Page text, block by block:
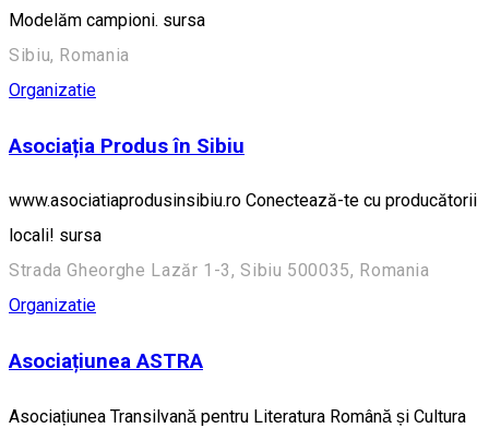
Modelăm campioni. sursa
Sibiu, Romania
Organizatie
Asociația Produs în Sibiu
www.asociatiaprodusinsibiu.ro Conectează-te cu producătorii
locali! sursa
Strada Gheorghe Lazăr 1-3, Sibiu 500035, Romania
Organizatie
Asociațiunea ASTRA
Asociațiunea Transilvană pentru Literatura Română și Cultura